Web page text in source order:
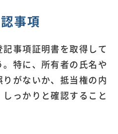
事項
事項証明書を取得して
特に、所有者の氏名や
がないか、抵当権の内
っかりと確認すること